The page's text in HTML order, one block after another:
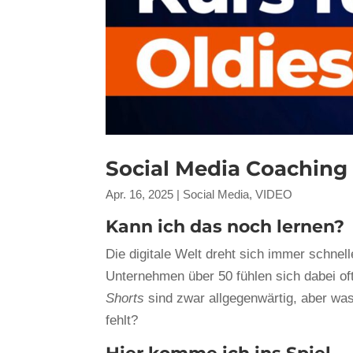
Social Media
Apr. 16, 2025 | Social Media,VIDEO
Kann ich das noch lernen?
Die digitale Welt dreht sich immer
Unternehmen über 50 fühlen sich dabei
Shorts sind zwar allgegenwärtig, aber
fehlt?